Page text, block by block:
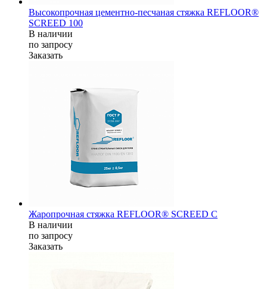
Высокопрочная цементно-песчаная стяжка REFLOOR®
SCREED 100
В наличии
по запросу
Заказать
Жаропрочная стяжка REFLOOR® SCREED C
В наличии
по запросу
Заказать